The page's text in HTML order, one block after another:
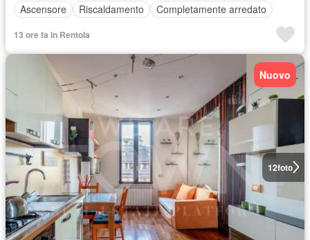
Ascensore
Riscaldamento Completamente arredato
13 ore fa in Rentola
12foto
Nuovo